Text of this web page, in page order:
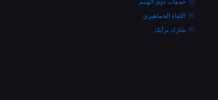
اللقاء الجماهيري
شارك برأيك